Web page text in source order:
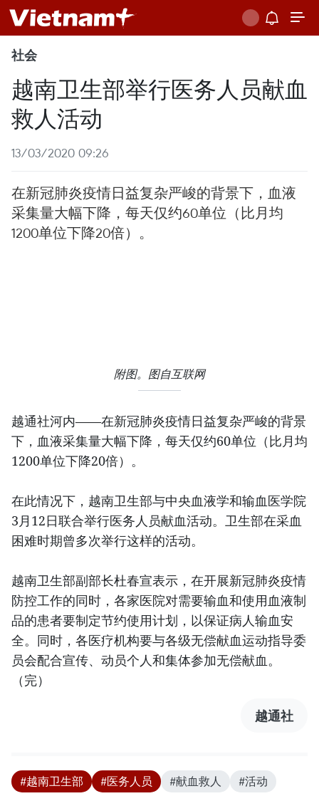
社会
越南卫生部举行医务人员献血
救人活动
13/03/2020 09:26
在新冠肺炎疫情日益复杂严峻的背景下，血液
采集量大幅下降，每天仅约60单位（比月均
1200单位下降20倍）。
附图。图自互联网
越通社河内——在新冠肺炎疫情日益复杂严峻的背景
下，血液采集量大幅下降，每天仅约60单位（比月均
1200单位下降20倍）。
在此情况下，越南卫生部与中央血液学和输血医学院
3月12日联合举行医务人员献血活动。卫生部在采血
困难时期曾多次举行这样的活动。
越南卫生部副部长杜春宣表示，在开展新冠肺炎疫情
防控工作的同时，各家医院对需要输血和使用血液制
品的患者要制定节约使用计划，以保证病人输血安
全。同时，各医疗机构要与各级无偿献血运动指导委
员会配合宣传、动员个人和集体参加无偿献血。
（完）
越通社
#越南卫生部 #医务人员 #献血救人 #活动